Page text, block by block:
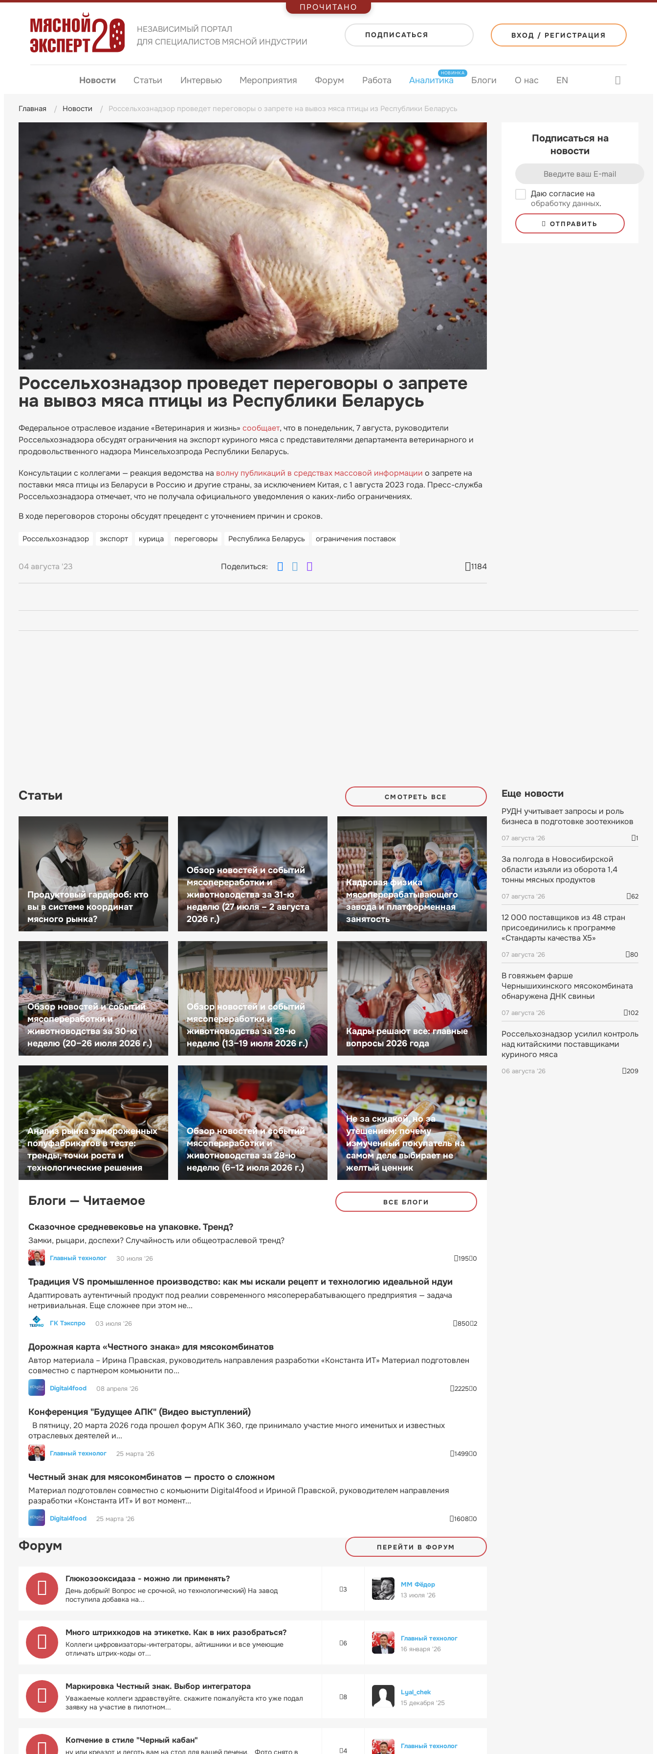
НЕЗАВИСИМЫЙ ПОРТАЛ
ДЛЯ СПЕЦИАЛИСТОВ МЯСНОЙ ИНДУСТРИИ
ПОДПИСАТЬСЯ ВХОД / РЕГИСТРАЦИЯ
Новости Статьи Интервью Мероприятия Форум Работа Аналитика
НОВИНКА
Блоги О нас EN
Главная Новости Россельхознадзор проведет переговоры о запрете на вывоз мяса птицы из Республики Беларусь
Россельхознадзор проведет переговоры о запрете
на вывоз мяса птицы из Республики Беларусь
Федеральное отраслевое издание «Ветеринария и жизнь» сообщает, что в понедельник, 7 августа, руководители
Россельхознадзора обсудят ограничения на экспорт куриного мяса с представителями департамента ветеринарного и
продовольственного надзора Минсельхозпрода Республики Беларусь.
Консультации с коллегами — реакция ведомства на волну публикаций в средствах массовой информации о запрете на
поставки мяса птицы из Беларуси в Россию и другие страны, за исключением Китая, с 1 августа 2023 года. Пресс-служба
Россельхознадзора отмечает, что не получала официального уведомления о каких-либо ограничениях.
В ходе переговоров стороны обсудят прецедент с уточнением причин и сроков.
Россельхознадзор экспорт курица переговоры Республика Беларусь ограничения поставок
04 августа '23 Поделиться: 1184
Подписаться на
новости
Даю согласие на
обработку данных.
ОТПРАВИТЬ
Статьи СМОТРЕТЬ ВСЕ
Продуктовый гардероб: кто
вы в системе координат
мясного рынка?
Обзор новостей и событий
мясопереработки и
животноводства за 31-ю
неделю (27 июля – 2 августа
2026 г.)
Кадровая физика
мясоперерабатывающего
завода и платформенная
занятость
Обзор новостей и событий
мясопереработки и
животноводства за 30-ю
неделю (20–26 июля 2026 г.)
Обзор новостей и событий
мясопереработки и
животноводства за 29-ю
неделю (13–19 июля 2026 г.)
Кадры решают все: главные
вопросы 2026 года
Анализ рынка замороженных
полуфабрикатов в тесте:
тренды, точки роста и
технологические решения
Обзор новостей и событий
мясопереработки и
животноводства за 28-ю
неделю (6–12 июля 2026 г.)
Не за скидкой, но за
утешением: почему
измученный покупатель на
самом деле выбирает не
желтый ценник
Блоги — Читаемое ВСЕ БЛОГИ
Сказочное средневековье на упаковке. Тренд?
Замки, рыцари, доспехи? Случайность или общеотраслевой тренд?
Главный технолог 30 июля '26 195 0
Традиция VS промышленное производство: как мы искали рецепт и технологию идеальной ндуи
Адаптировать аутентичный продукт под реалии современного мясоперерабатывающего предприятия — задача
нетривиальная. Еще сложнее при этом не...
ГК Тэкспро 03 июля '26 850 2
Дорожная карта «Честного знака» для мясокомбинатов
Автор материала – Ирина Правская, руководитель направления разработки «Константа ИТ» Материал подготовлен
совместно с партнером комьюнити по...
Digital4food 08 апреля '26 2225 0
Конференция "Будущее АПК" (Видео выступлений)
В пятницу, 20 марта 2026 года прошел форум АПК 360, где принимало участие много именитых и известных
отраслевых деятелей и...
Главный технолог 25 марта '26 1499 0
Честный знак для мясокомбинатов — просто о сложном
Материал подготовлен совместно с комьюнити Digital4food и Ириной Правской, руководителем направления
разработки «Константа ИТ» И вот момент...
Digital4food 25 марта '26 1608 0
Форум ПЕРЕЙТИ В ФОРУМ
Глюкозооксидаза - можно ли применять?
День добрый! Вопрос не срочной, но технологический) На завод
поступила добавка на...
3
ММ Фёдор
13 июля '26
Много штрихкодов на этикетке. Как в них разобраться?
Коллеги цифровизаторы-интеграторы, айтишники и все умеющие
отличать штрих-коды от...
6
Главный технолог
16 января '26
Маркировка Честный знак. Выбор интегратора
Уважаемые коллеги здравствуйте. скажите пожалуйста кто уже подал
заявку на участие в пилотном...
8
Lyal_chek
15 декабря '25
Копчение в стиле "Черный кабан"
ну или креазот и деготь вам на стол для вашей печени. Фото снято в 4
Главный технолог
Еще новости
РУДН учитывает запросы и роль
бизнеса в подготовке зоотехников
07 августа '26 1
За полгода в Новосибирской
области изъяли из оборота 1,4
тонны мясных продуктов
07 августа '26 62
12 000 поставщиков из 48 стран
присоединились к программе
«Стандарты качества X5»
07 августа '26 80
В говяжьем фарше
Чернышихинского мясокомбината
обнаружена ДНК свиньи
07 августа '26 102
Россельхознадзор усилил контроль
над китайскими поставщиками
куриного мяса
06 августа '26 209
ПРОЧИТАНО